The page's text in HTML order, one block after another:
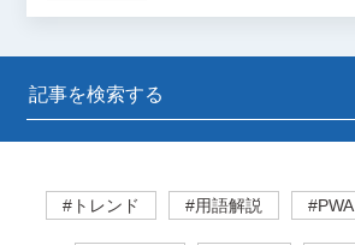
#トレンド #用語解説 #PWA